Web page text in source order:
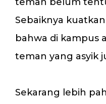
Sebaiknya
bahwa di kampus
teman yang asyik
Sekarang lebih